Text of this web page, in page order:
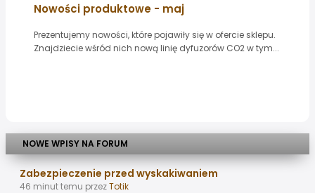
Nowości produktowe - maj
Prezentujemy nowości, które pojawiły się w ofercie sklepu.
Znajdziecie wśród nich nową linię dyfuzorów CO2 w tym...
NOWE WPISY NA FORUM
Zabezpieczenie przed wyskakiwaniem
46 minut temu przezTotik